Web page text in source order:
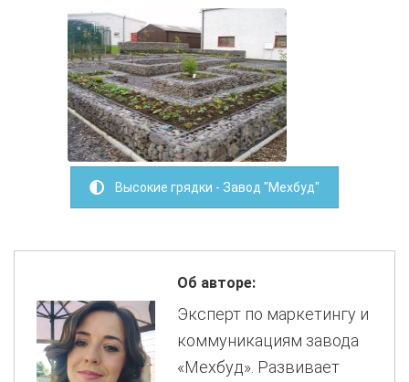
Высокие грядки - Завод "Мехбуд"
Об авторе:
Эксперт по маркетингу и
коммуникациям завода
«Мехбуд». Развивает